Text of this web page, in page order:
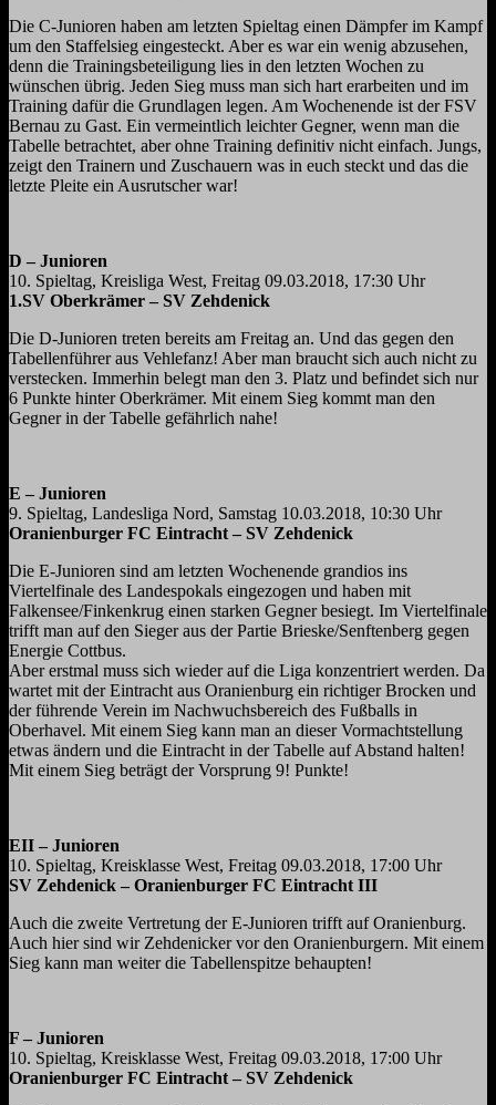
Die C-Junioren haben am letzten Spieltag einen Dämpfer im Kampf
um den Staffelsieg eingesteckt. Aber es war ein wenig abzusehen,
denn die Trainingsbeteiligung lies in den letzten Wochen zu
wünschen übrig. Jeden Sieg muss man sich hart erarbeiten und im
Training dafür die Grundlagen legen. Am Wochenende ist der FSV
Bernau zu Gast. Ein vermeintlich leichter Gegner, wenn man die
Tabelle betrachtet, aber ohne Training definitiv nicht einfach. Jungs,
zeigt den Trainern und Zuschauern was in euch steckt und das die
letzte Pleite ein Ausrutscher war!
D – Junioren
10. Spieltag, Kreisliga West, Freitag 09.03.2018, 17:30 Uhr
1.SV Oberkrämer – SV Zehdenick
Die D-Junioren treten bereits am Freitag an. Und das gegen den
Tabellenführer aus Vehlefanz! Aber man braucht sich auch nicht zu
verstecken. Immerhin belegt man den 3. Platz und befindet sich nur
6 Punkte hinter Oberkrämer. Mit einem Sieg kommt man den
Gegner in der Tabelle gefährlich nahe!
E – Junioren
9. Spieltag, Landesliga Nord, Samstag 10.03.2018, 10:30 Uhr
Oranienburger FC Eintracht – SV Zehdenick
Die E-Junioren sind am letzten Wochenende grandios ins
Viertelfinale des Landespokals eingezogen und haben mit
Falkensee/Finkenkrug einen starken Gegner besiegt. Im Viertelfinale
trifft man auf den Sieger aus der Partie Brieske/Senftenberg gegen
Energie Cottbus.
Aber erstmal muss sich wieder auf die Liga konzentriert werden. Da
wartet mit der Eintracht aus Oranienburg ein richtiger Brocken und
der führende Verein im Nachwuchsbereich des Fußballs in
Oberhavel. Mit einem Sieg kann man an dieser Vormachtstellung
etwas ändern und die Eintracht in der Tabelle auf Abstand halten!
Mit einem Sieg beträgt der Vorsprung 9! Punkte!
EII – Junioren
10. Spieltag, Kreisklasse West, Freitag 09.03.2018, 17:00 Uhr
SV Zehdenick – Oranienburger FC Eintracht III
Auch die zweite Vertretung der E-Junioren trifft auf Oranienburg.
Auch hier sind wir Zehdenicker vor den Oranienburgern. Mit einem
Sieg kann man weiter die Tabellenspitze behaupten!
F – Junioren
10. Spieltag, Kreisklasse West, Freitag 09.03.2018, 17:00 Uhr
Oranienburger FC Eintracht – SV Zehdenick